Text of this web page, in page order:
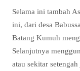
Selama ini tambah
ini, dari desa
Batang Kumuh
Selanjutnya
atau sekitar